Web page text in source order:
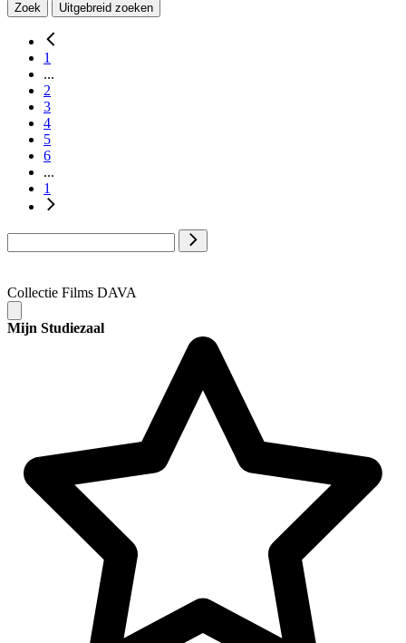
Zoek Uitgebreid zoeken
1
...
2
3
4
5
6
...
1
Collectie Films DAVA
Mijn Studiezaal